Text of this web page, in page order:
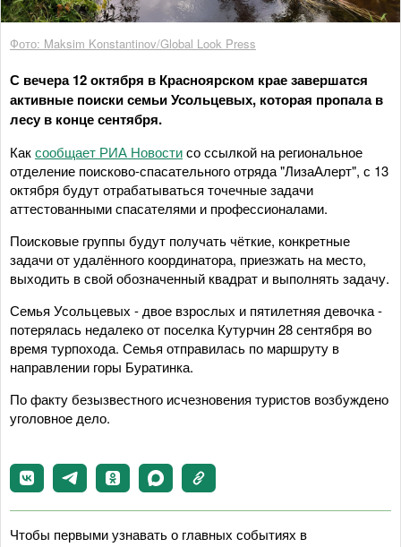
Фото: Maksim Konstantinov/Global Look Press
С вечера 12 октября в Красноярском крае завершатся
активные поиски семьи Усольцевых, которая пропала в
лесу в конце сентября.
Каксообщает РИА Новостисо ссылкой на региональное
отделение поисково-спасательного отряда "ЛизаАлерт", с 13
октября будут отрабатываться точечные задачи
аттестованными спасателями и профессионалами.
Поисковые группы будут получать чёткие, конкретные
задачи от удалённого координатора, приезжать на место,
выходить в свой обозначенный квадрат и выполнять задачу.
Семья Усольцевых - двое взрослых и пятилетняя девочка -
потерялась недалеко от поселка Кутурчин 28 сентября во
время турпохода. Семья отправилась по маршруту в
направлении горы Буратинка.
По факту безызвестного исчезновения туристов возбуждено
уголовное дело.
Чтобы первыми узнавать о главных событиях в